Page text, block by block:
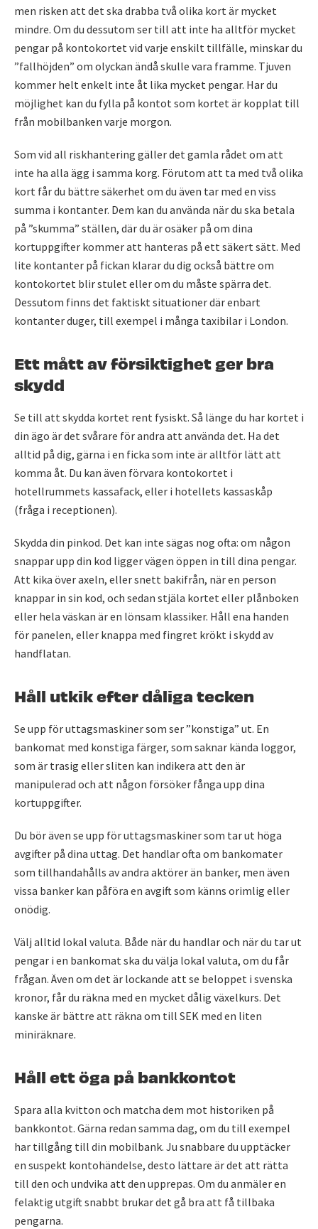
men risken att det ska drabba två olika kort är mycket
mindre. Om du dessutom ser till att inte ha alltför mycket
pengar på kontokortet vid varje enskilt tillfälle, minskar du
”fallhöjden” om olyckan ändå skulle vara framme. Tjuven
kommer helt enkelt inte åt lika mycket pengar. Har du
möjlighet kan du fylla på kontot som kortet är kopplat till
från mobilbanken varje morgon.
Som vid all riskhantering gäller det gamla rådet om att
inte ha alla ägg i samma korg. Förutom att ta med två olika
kort får du bättre säkerhet om du även tar med en viss
summa i kontanter. Dem kan du använda när du ska betala
på ”skumma” ställen, där du är osäker på om dina
kortuppgifter kommer att hanteras på ett säkert sätt. Med
lite kontanter på fickan klarar du dig också bättre om
kontokortet blir stulet eller om du måste spärra det.
Dessutom finns det faktiskt situationer där enbart
kontanter duger, till exempel i många taxibilar i London.
Ett mått av försiktighet ger bra
skydd
Se till att skydda kortet rent fysiskt. Så länge du har kortet i
din ägo är det svårare för andra att använda det. Ha det
alltid på dig, gärna i en ficka som inte är alltför lätt att
komma åt. Du kan även förvara kontokortet i
hotellrummets kassafack, eller i hotellets kassaskåp
(fråga i receptionen).
Skydda din pinkod. Det kan inte sägas nog ofta: om någon
snappar upp din kod ligger vägen öppen in till dina pengar.
Att kika över axeln, eller snett bakifrån, när en person
knappar in sin kod, och sedan stjäla kortet eller plånboken
eller hela väskan är en lönsam klassiker. Håll ena handen
för panelen, eller knappa med fingret krökt i skydd av
handflatan.
Håll utkik efter dåliga tecken
Se upp för uttagsmaskiner som ser ”konstiga” ut. En
bankomat med konstiga färger, som saknar kända loggor,
som är trasig eller sliten kan indikera att den är
manipulerad och att någon försöker fånga upp dina
kortuppgifter.
Du bör även se upp för uttagsmaskiner som tar ut höga
avgifter på dina uttag. Det handlar ofta om bankomater
som tillhandahålls av andra aktörer än banker, men även
vissa banker kan påföra en avgift som känns orimlig eller
onödig.
Välj alltid lokal valuta. Både när du handlar och när du tar ut
pengar i en bankomat ska du välja lokal valuta, om du får
frågan. Även om det är lockande att se beloppet i svenska
kronor, får du räkna med en mycket dålig växelkurs. Det
kanske är bättre att räkna om till SEK med en liten
miniräknare.
Håll ett öga på bankkontot
Spara alla kvitton och matcha dem mot historiken på
bankkontot. Gärna redan samma dag, om du till exempel
har tillgång till din mobilbank. Ju snabbare du upptäcker
en suspekt kontohändelse, desto lättare är det att rätta
till den och undvika att den upprepas. Om du anmäler en
felaktig utgift snabbt brukar det gå bra att få tillbaka
pengarna.